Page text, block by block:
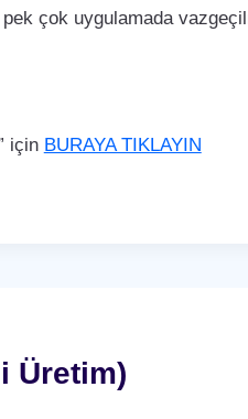
çok uygulamada
için BURAYA TIKLAYIN
Üretim)